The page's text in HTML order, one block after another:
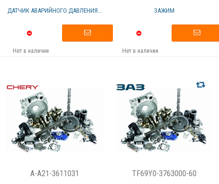
ДАТЧИК АВАРИЙНОГО ДАВЛЕНИЯ...
Нет в наличии
ЗАЖИМ
Нет в наличии
A-A21-3611031 TF69Y0-3763000-60